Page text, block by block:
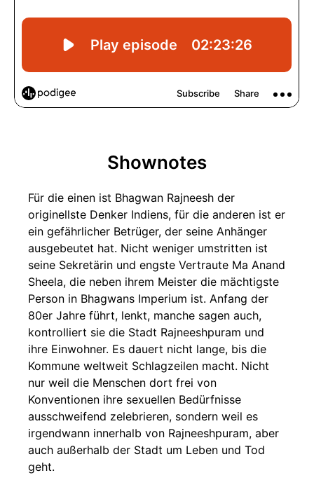
Shownotes
Für die einen ist Bhagwan Rajneesh der
originellste Denker Indiens, für die anderen ist er
ein gefährlicher Betrüger, der seine Anhänger
ausgebeutet hat. Nicht weniger umstritten ist
seine Sekretärin und engste Vertraute Ma Anand
Sheela, die neben ihrem Meister die mächtigste
Person in Bhagwans Imperium ist. Anfang der
80er Jahre führt, lenkt, manche sagen auch,
kontrolliert sie die Stadt Rajneeshpuram und
ihre Einwohner. Es dauert nicht lange, bis die
Kommune weltweit Schlagzeilen macht. Nicht
nur weil die Menschen dort frei von
Konventionen ihre sexuellen Bedürfnisse
ausschweifend zelebrieren, sondern weil es
irgendwann innerhalb von Rajneeshpuram, aber
auch außerhalb der Stadt um Leben und Tod
geht.